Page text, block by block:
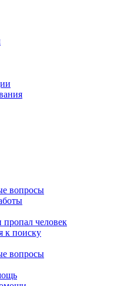
вопросы
пропал человек
к поиску
вопросы